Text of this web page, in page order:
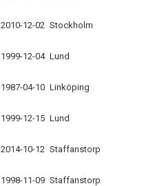
2010-12-02 Stockholm
1999-12-04 Lund
1987-04-10 Linköping
1999-12-15 Lund
2014-10-12 Staffanstorp
1998-11-09 Staffanstorp